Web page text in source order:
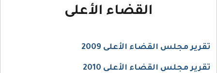
القضاء الأعلى
تقرير مجلس القضاء الأعلى 2009
تقرير مجلس القضاء الأعلى 2010